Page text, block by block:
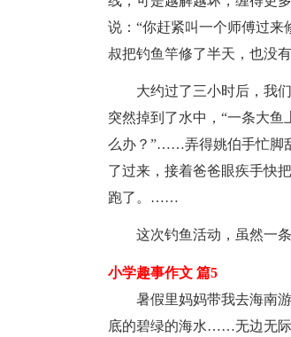
说：“你赶紧叫一个师傅过来
叔把钓鱼竿修了半天，也没
大约过了三小时后，我
突然掉到了水中，“一条大鱼
么办？”……弄得姚伯手忙脚
了过来，接着爸爸眼疾手快
跑了。……
这次钓鱼活动，虽然一
小学趣事作文 篇5
暑假里妈妈带我去海南
底的碧绿的海水……无边无际